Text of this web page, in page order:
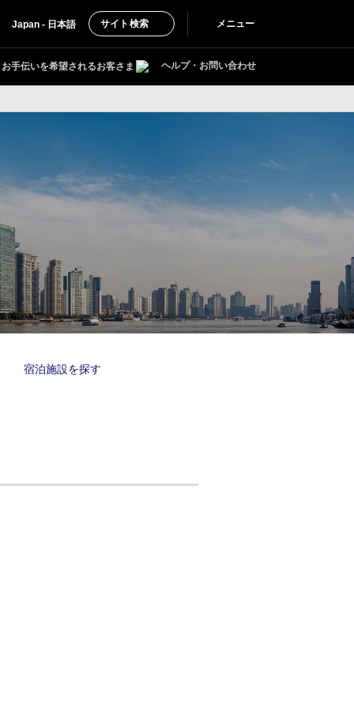
Japan - 日本語 サイト検索 メニュー
お手伝いを希望されるお客さま ヘルプ・お問い合わせ
宿泊施設を探す